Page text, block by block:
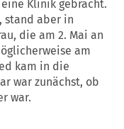
Klinik gebracht.
stand aber in
die am 2. Mai an
am
kam in die
war zunächst, ob
war.